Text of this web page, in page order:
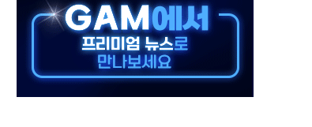
이상 폭우…호우경보 발효
온열질환 여부 조사
집중 편성…체감온도 38도 넘으면 중단